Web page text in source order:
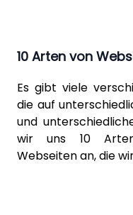
10 Arten von
Es gibt viele
die auf
und
wir uns 10
Webseiten an, die